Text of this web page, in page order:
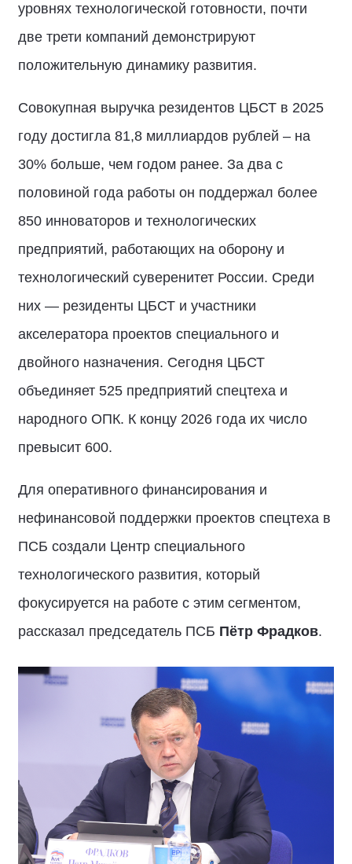
уровнях технологической готовности, почти
две трети компаний демонстрируют
положительную динамику развития.
Совокупная выручка резидентов ЦБСТ в 2025
году достигла 81,8 миллиардов рублей – на
30% больше, чем годом ранее. За два с
половиной года работы он поддержал более
850 инноваторов и технологических
предприятий, работающих на оборону и
технологический суверенитет России. Среди
них — резиденты ЦБСТ и участники
акселератора проектов специального и
двойного назначения. Сегодня ЦБСТ
объединяет 525 предприятий спецтеха и
народного ОПК. К концу 2026 года их число
превысит 600.
Для оперативного финансирования и
нефинансовой поддержки проектов спецтеха в
ПСБ создали Центр специального
технологического развития, который
фокусируется на работе с этим сегментом,
рассказал председатель ПСБ Пётр Фрадков.